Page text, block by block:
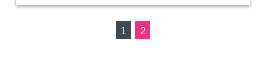
1 2